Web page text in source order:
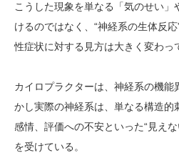
こうした現象を単なる「気のせい
けるのではなく、“神経系の生体反
性症状に対する見方は大きく変わっ
カイロプラクターは、神経系の機能
かし実際の神経系は、単なる構造的
感情、評価への不安といった“見え
を受けている。